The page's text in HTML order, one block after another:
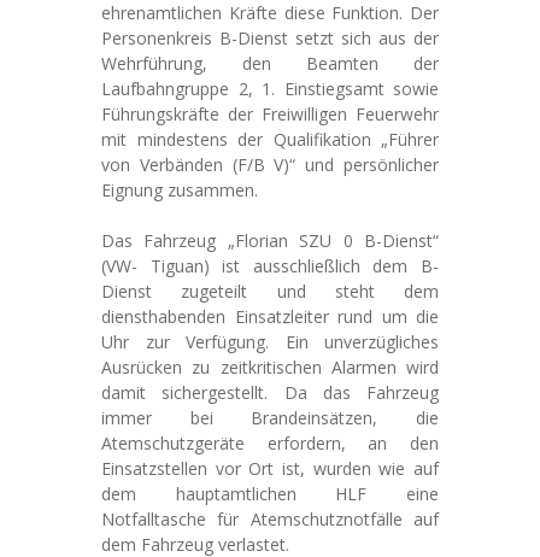
ehrenamtlichen Kräfte diese Funktion. Der
Personenkreis B-Dienst setzt sich aus der
Wehrführung, den Beamten der
Laufbahngruppe 2, 1. Einstiegsamt sowie
Führungskräfte der Freiwilligen Feuerwehr
mit mindestens der Qualifikation „Führer
von Verbänden (F/B V)“ und persönlicher
Eignung zusammen.
Das Fahrzeug „Florian SZU 0 B-Dienst“
(VW- Tiguan) ist ausschließlich dem B-
Dienst zugeteilt und steht dem
diensthabenden Einsatzleiter rund um die
Uhr zur Verfügung. Ein unverzügliches
Ausrücken zu zeitkritischen Alarmen wird
damit sichergestellt. Da das Fahrzeug
immer bei Brandeinsätzen, die
Atemschutzgeräte erfordern, an den
Einsatzstellen vor Ort ist, wurden wie auf
dem hauptamtlichen HLF eine
Notfalltasche für Atemschutznotfälle auf
dem Fahrzeug verlastet.